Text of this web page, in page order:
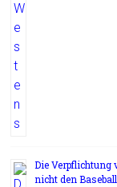
Die Verpflichtung
nicht den Baseball